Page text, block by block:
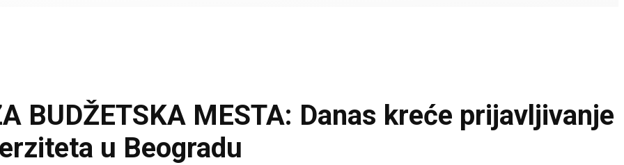
BUDŽETSKA MESTA: Danas kreće prijavljivanje
u Beogradu